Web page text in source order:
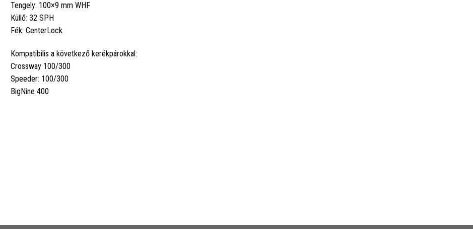
Tengely: 100×9 mm WHF
Küllő: 32 SPH
Fék: CenterLock
Kompatibilis a következő kerékpárokkal:
Crossway 100/300
Speeder: 100/300
BigNine 400